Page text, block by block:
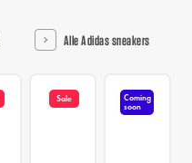
Alle Adidas sneakers
Sale
Coming
soon